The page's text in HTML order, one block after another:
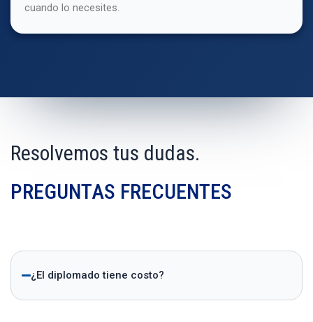
cuando lo necesites.
Resolvemos tus dudas.
PREGUNTAS FRECUENTES
¿El diplomado tiene costo?